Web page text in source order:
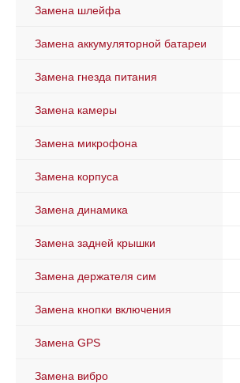
Замена шлейфа
Замена аккумуляторной батареи
Замена гнезда питания
Замена камеры
Замена микрофона
Замена корпуса
Замена динамика
Замена задней крышки
Замена держателя сим
Замена кнопки включения
Замена GPS
Замена вибро